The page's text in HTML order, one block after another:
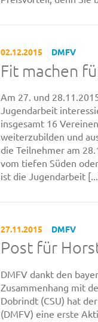
02.12.2015 DMFV
Fit machen
Am 27. und
Jugendarbeit
insgesamt 16
weiterzubilden und
die Teilnehmer am
vom tiefen Süden
ist die Jugendarbeit
27.11.2015 DMFV
Post für
DMFV dankt den
Zusammenhang mit
Dobrindt (CSU) hat
(DMFV) eine erste